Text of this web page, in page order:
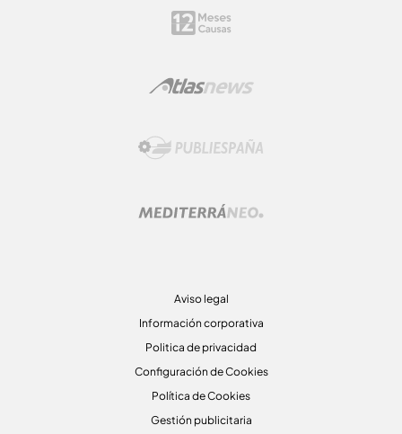
Aviso legal
Información corporativa
Politica de privacidad
Configuración de Cookies
Política de Cookies
Gestión publicitaria